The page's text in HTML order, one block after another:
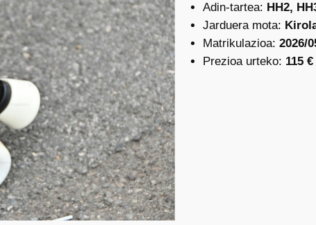
Adin-tartea: HH2,
Jarduera mota:
Matrikulazioa: 2026/
Prezioa urteko: 115 €